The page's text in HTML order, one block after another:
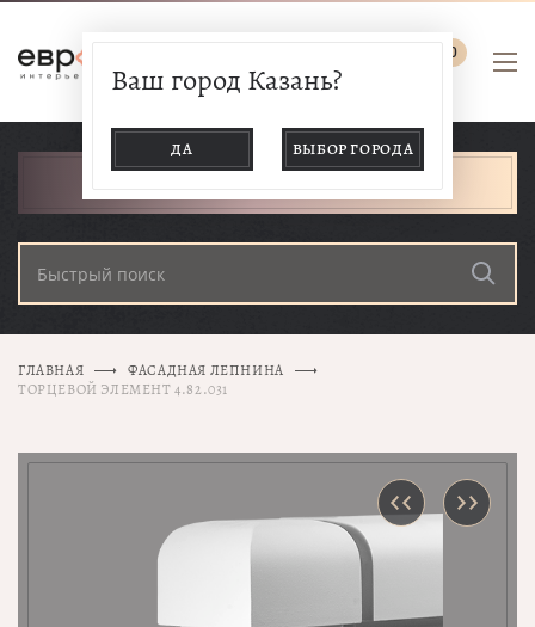
0
Ваш город Казань?
ДА ВЫБОР ГОРОДА
ГЛАВНАЯ
ФАСАДНАЯ ЛЕПНИНА
ТОРЦЕВОЙ ЭЛЕМЕНТ 4.82.031